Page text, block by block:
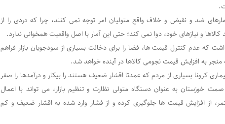
ضد و نقیض و خلاف واقع متولیان امر توجه نمی کنند، چرا که دردی را از
و نیازهای خود، دوا نمی کند؛ حتی این آمار با اصل واقعیت همخوانی ندارد.
که عدم کنترل قیمت ها، فضا را برای دخالت بسیاری از سودجویان بازار فراهم
به افزایش قیمت نجومی کالاها در آینده خواهد شد.
کرونا بسیاری از مردم که عمدتا اقشار ضعیف هستند را بیکار و درآمدها را صفر
خوزستان به عنوان دستگاه متولی نظارت و تنظیم بازار، می تواند با اعمال
از افزایش قیمت ها جلوگیری کرده و از فشار وارد شده به اقشار ضعیف و کم